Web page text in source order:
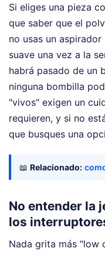
Si eliges una pieza
que saber que el
no usas un
suave una vez a la
habrá pasado de un
ninguna bombilla
"vivos" exigen un
requieren, y si no
que busques una
📖 Relacionado:
No entender la
los
Nada grita más "low